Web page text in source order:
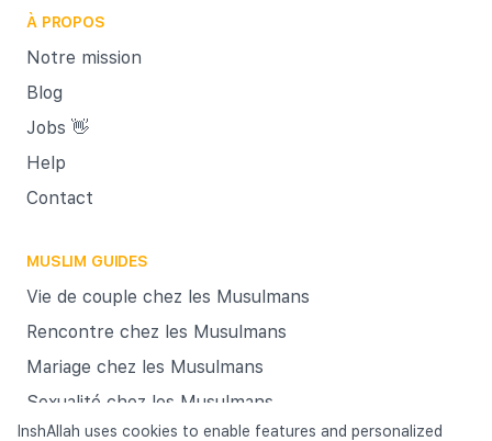
et pour se libérer de lui il lui faut
rendre la dot qu’il lui avait offerte,
comme le stipule le verset 229 de la
sourate 2. Nous rappelons que le
faut mûrement réfléchir.
À PROPOS
Notre mission
Blog
Jobs 👋
Help
Contact
MUSLIM GUIDES
Vie de couple chez les Musulmans
Rencontre chez les Musulmans
Mariage chez les Musulmans
Sexualité chez les Musulmans
InshAllah uses cookies to enable features and personalized